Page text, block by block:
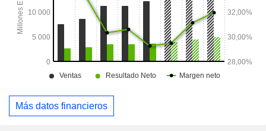
Más datos financieros